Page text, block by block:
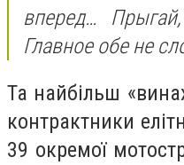
вперед…
Главное обе не
Та найбільш
контрактники
39 окремої